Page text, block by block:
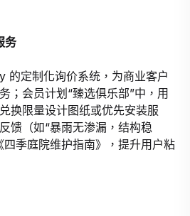
务
定制化询价系统，为商业客户
；会员计划“臻选俱乐部”中，用
换限量设计图纸或优先安装服
馈（如“暴雨无渗漏，结构稳
四季庭院维护指南》，提升用户粘